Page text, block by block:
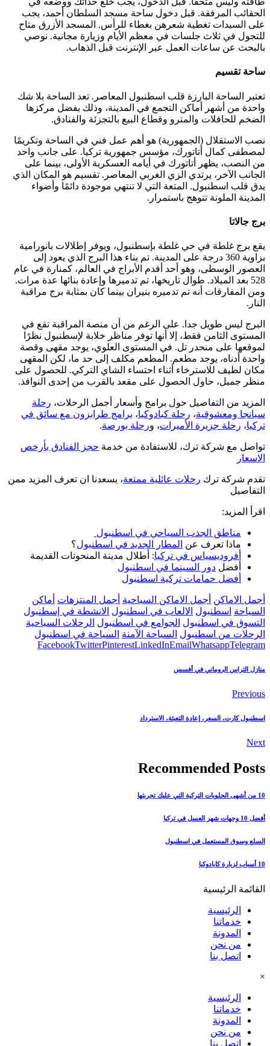
الحقائب المرفقة. قبل دخول ساحة مسجد السلطان أحمد، يجب
على السيدات تغطية شعرهن بغطاء للرأس. المسجد الأزرق متاح
للتجول في ثلاث جلسات في معظم الأيام وزيارة مجانية. نوصي
بالبحث عن ساعات العمل عبر الإنترنت قبل الذهاب.
ساحة تقسيم
تعتبر الساحة البارزة قلب اسطنبول المعاصر. تعد الساحة بلا شك
واحدة من أشهر أماكن التجمع في المدينة، وذلك بفضل مركزها
الضخم للحافلات والمترو وقطاع البيع بالتجزئة والفنادق.
نصب الاستقلال (الجمهورية) هو أهم عمل فني في الساحة وتكريمًا
لمصطفى كمال أتاتورك، مؤسس جمهورية تركيا. على جانب واحد
من النصب، يظهر أتاتورك في أيامه العسكرية الأولى، بينما على
الجانب الآخر، يرتدي الزي الغربي المعاصر. تقسيم هو المكان الذي
يدق قلب اسطنبول. المتعة التي لا تنتهي موجودة دائمًا وأضواء
المدينة الملونة تتوهج باستمرار.
برج جالاتا
يقع برج غلطة في حي غلطة بإسطنبول، ويوفر إطلالات بانورامية
بزاوية 360 درجة على المدينة. تم بناء هذا البرج الذي يعود إلى
العصور الوسطى، وهو أحد أقدم الأبراج في العالم، كمنارة في عام
528 بعد الميلاد. طوال تاريخها، تم تدميرها وإعادة بنائها عدة مرات.
ومن المفارقات أنه تم تدميره بنيران بينما كان بمثابة برج مراقبة
النار.
البرج ليس طويل جدا. على الرغم من أن منصة المراقبة تقع في
المستوى الثامن فقط، إلا أنها توفر مناظر خلابة لإسطنبول نظرًا
لموقعها على منحدر تل. في المستوى العلوي، يوجد مقهى وقصة
واحدة أدناه، يوجد مطعم. المطعم مكلف إلى حد ما، لكن المقهى
مكان لطيف للاسترخاء أثناء احتساء الشاي التركي. للحصول على
منظر جميل، حاول الحصول على مقعد بالقرب من إحدى النوافذ.
المزيد من التفاصيل حول برامج وأسعار أجمل الرحلات، رحلة
سبانجا ومعشوقية، رحلة كبادوكيا، برامج طرابزون مع سائق في
تركيا، رحلة جزيرة الأميرات، ورحلة بورصة.
تواصل مع شركة ترك، للاستفادة من خدمة حجز الفنادق بأرخص
الاسعار
تقدم شركة ترك رحلات عائلية ممتعة، يسعدنا ان تعرف المزيد ممن
التفاصيل
اقرأ المزيد:
مناطق الجذب السياحي في اسطنبول
ماذا تعرف عن المطار الجديد في اسطنبول؟
أفروديسياس في تركيا: أطلال مدينة المنحوتات القديمة
أفضل دور السينما في اسطنبول
أفضل حمامات تركية اسطنبول
أجمل الاماكن أجمل الاماكن السياحية أجمل المنتزهات أماكن
السياحة اسطنبول الالعاب في اسطنبول الانشطة في إسطنبول
التسوق في اسطنبول الجوامع في اسطنبول الرحلات السياحية
الرحلات من اسطنبول السياحة الآمنة السياحة في اسطنبول
FacebookTwitterPinterestLinkedInEmailWhatsappTelegram
منازل التراس الروماني في أفسس
Previous
اسطنبول كارت، السعر، إعادة التعبئة، الاسترداد
Next
Recommended Posts
10 من أشهى الحلويات التركية التي عليك تجربتها
أفضل 10 وجهات شهر العسل في تركيا
السلع وسوق المستعمل في اسطنبول
10 أسباب لزيارة كابادوكيا
القائمة الرئيسية
الرئيسية
خدماتنا
المدونة
من نحن
اتصل بنا
×
الرئيسية
خدماتنا
المدونة
من نحن
اتصل بنا